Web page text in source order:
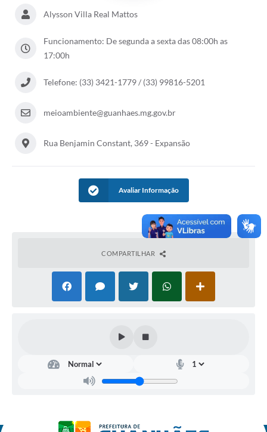
Alysson Villa Real Mattos
Funcionamento: De segunda a sexta das 08:00h as
17:00h
Telefone: (33) 3421-1779 / (33) 99816-5201
meioambiente@guanhaes.mg.gov.br
Rua Benjamin Constant, 369 - Expansão
Avaliar Informação
COMPARTILHAR